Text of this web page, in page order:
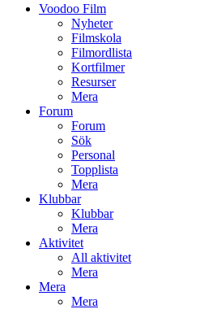
Voodoo Film
Nyheter
Filmskola
Filmordlista
Kortfilmer
Resurser
Mera
Forum
Forum
Sök
Personal
Topplista
Mera
Klubbar
Klubbar
Mera
Aktivitet
All aktivitet
Mera
Mera
Mera